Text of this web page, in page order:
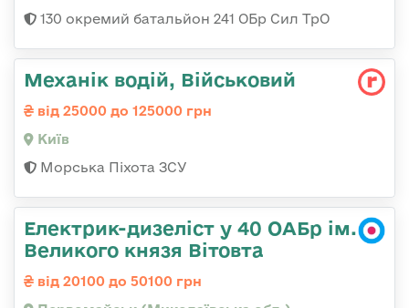
130 окремий батальйон 241 ОБр Сил ТрО
Механік водій, Військовий
від 25000 до 125000 грн
Київ
Морська Піхота ЗСУ
Електрик-дизеліст у 40 ОАБр ім.
Великого князя Вітовта
від 20100 до 50100 грн